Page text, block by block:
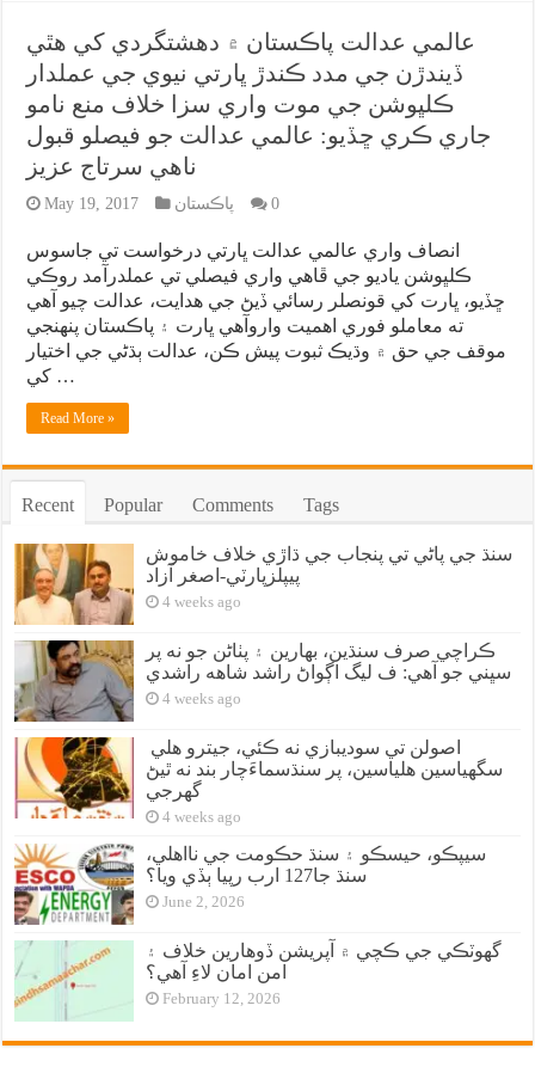
عالمي عدالت پاڪستان ۾ دهشتگردي کي هٿي
ڏيندڙن جي مدد ڪندڙ ڀارتي نيوي جي عملدار
ڪلڀوشن جي موت واري سزا خلاف منع نامو
جاري ڪري ڇڏيو: عالمي عدالت جو فيصلو قبول
ناهي سرتاج عزيز
May 19, 2017 پاڪستان 0
انصاف واري عالمي عدالت ڀارتي درخواست تي جاسوس
ڪلڀوشن ياديو جي ڦاهي واري فيصلي تي عملدرآمد روڪي
ڇڏيو، ڀارت کي قونصلر رسائي ڏيڻ جي هدايت، عدالت چيو آهي
ته معاملو فوري اهميت واروآهي ڀارت ۽ پاڪستان پنهنجي
موقف جي حق ۾ وڌيڪ ثبوت پيش ڪن، عدالت ٻڌڻي جي اختيار
کي …
Read More »
Recent Popular Comments Tags
سنڌ جي پاڻي تي پنجاب جي ڌاڙي خلاف خاموش
پيپلزپارٽي-اصغر آزاد
4 weeks ago
ڪراچي صرف سنڌين، بهارين ۽ پٺاڻن جو نه پر
سڀني جو آهي: ف ليگ اڳواڻ راشد شاهه راشدي
4 weeks ago
سگهياسين هلياسين، پر سنڌسماءَچار بند نه ٿيڻ
گهرجي
4 weeks ago
سيپڪو، حيسڪو ۽ سنڌ حڪومت جي نااهلي،
سنڌ جا127 ارب رپيا ٻڏي ويا؟
June 2, 2026
گهوٽڪي جي ڪچي ۾ آپريشن ڏوهارين خلاف ۽
امن امان لاءِ آهي؟
February 12, 2026